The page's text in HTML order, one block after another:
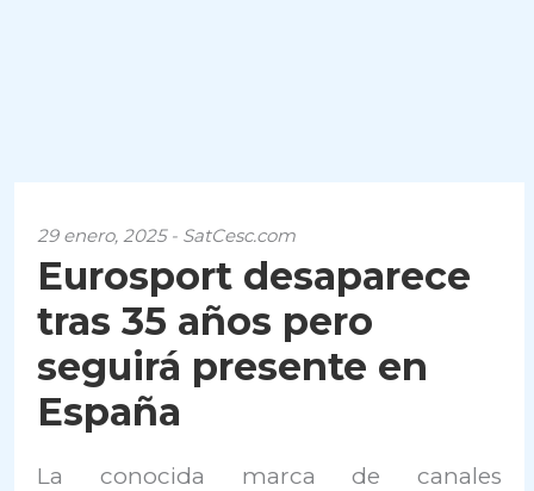
29 enero, 2025 - SatCesc.com
Eurosport desaparece
tras 35 años pero
seguirá presente en
España
La conocida marca de canales